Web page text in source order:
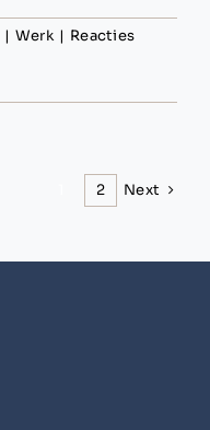
| Werk | Reacties
2 Next